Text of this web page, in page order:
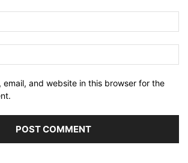
email, and website in this browser for the